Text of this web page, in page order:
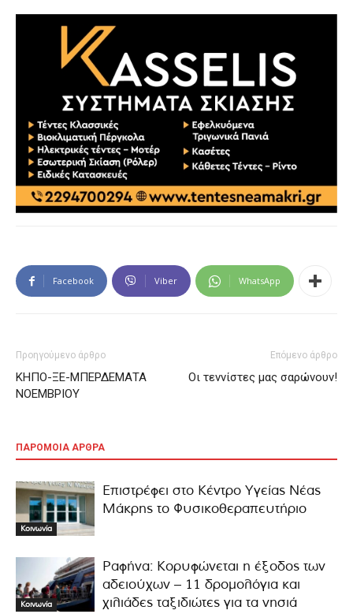
Facebook Viber WhatsApp
Προηγούμενο άρθρο
ΚΗΠΟ-ΞΕ-ΜΠΕΡΔΕΜΑΤΑ
NOEMΒΡΙΟΥ
Επόμενο άρθρο
Οι τεννίστες μας σαρώνουν!
ΠΑΡΟΜΟΙΑ ΑΡΘΡΑ
Κοινωνία
Επιστρέφει στο Κέντρο Υγείας Νέας
Μάκρης το Φυσικοθεραπευτήριο
Κοινωνία
Ραφήνα: Κορυφώνεται η έξοδος των
αδειούχων – 11 δρομολόγια και
χιλιάδες ταξιδιώτες για τα νησιά